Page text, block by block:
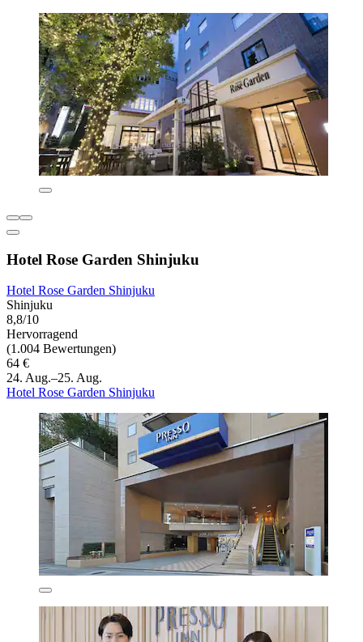
Hotel Rose Garden Shinjuku
Hotel Rose Garden Shinjuku
Shinjuku
8,8/10
Hervorragend
(1.004 Bewertungen)
64 €
24. Aug.–25. Aug.
Hotel Rose Garden Shinjuku